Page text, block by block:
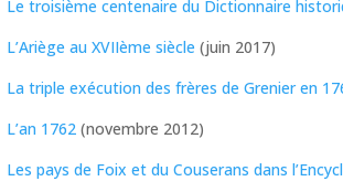
Le troisième centenaire du Dictionnaire
L’Ariège au XVIIème siècle (juin 2017)
La triple exécution des frères de Grenier en
L’an 1762 (novembre 2012)
Les pays de Foix et du Couserans dans